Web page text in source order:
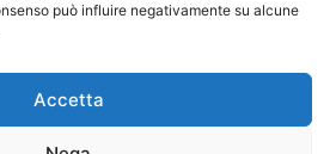
può influire negativamente su alcune
Accetta